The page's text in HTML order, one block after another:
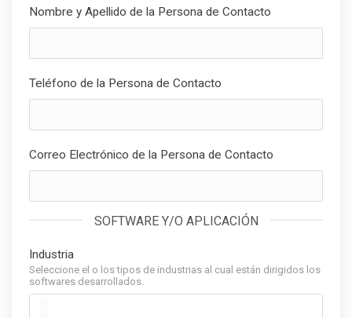
Nombre y Apellido de la Persona de Contacto
Teléfono de la Persona de Contacto
Correo Electrónico de la Persona de Contacto
SOFTWARE Y/O APLICACIÓN
Industria
Seleccione el o los tipos de industrias al cual están dirigidos los
softwares desarrollados.